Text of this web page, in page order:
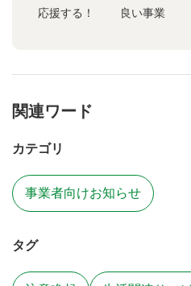
応援する！ 良い事業
関連ワード
カテゴリ
事業者向けお知らせ
タグ